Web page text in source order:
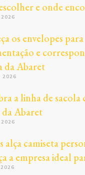
e onde
os envelopes para
e
da Abaret
2026
a linha de sacola
da Abaret
alça camiseta
a empresa ideal